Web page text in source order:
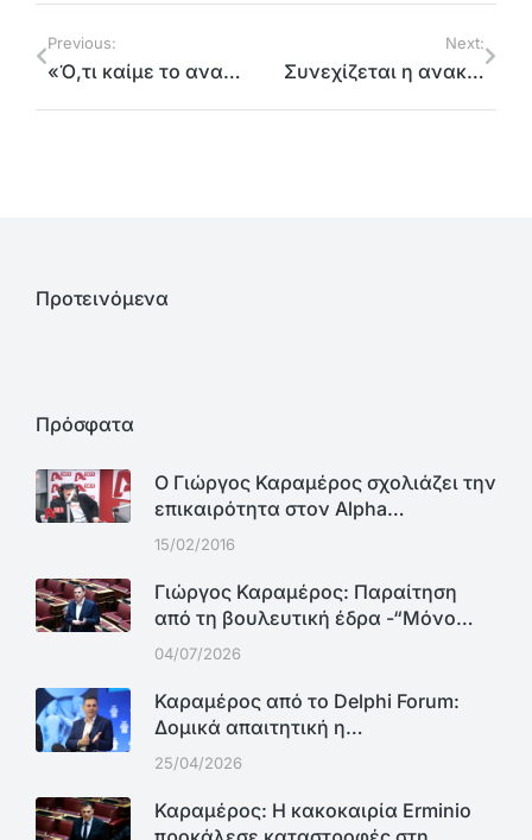
Previous:
«Ό,τι καίμε το αναπνέουμε»: Μια πρωτοβουλία της Περιφέρειας Αττικής για την καταπολέμηση του φαινομένου της αιθαλομίχλης
Next:
Συνεχίζεται η ανακύκλωση εκλογικού υλικού από την Περιφέρεια Αττικής
Προτεινόμενα
Πρόσφατα
Ο Γιώργος Καραμέρος σχολιάζει την
επικαιρότητα στον Alpha…
15/02/2016
Γιώργος Καραμέρος: Παραίτηση
από τη βουλευτική έδρα -“Μόνο…
04/07/2026
Καραμέρος από το Delphi Forum:
Δομικά απαιτητική η…
25/04/2026
Καραμέρος: Η κακοκαιρία Erminio